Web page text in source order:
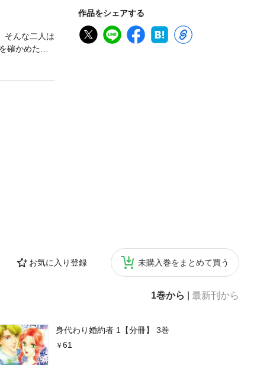
作品をシェアする
お気に入り登録 未購入巻をまとめて買う
1巻から 最新刊から
身代わり婚約者 1【分冊】 3巻
61
そんな二人は
確かめたい
の戯れにす